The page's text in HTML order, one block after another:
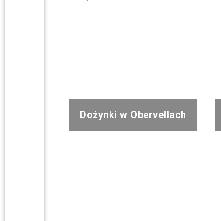
Dożynki w Obervellach